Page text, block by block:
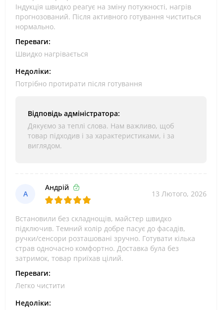
Індукція швидко реагує на зміну потужності, нагрів
прогнозований. Після активного готування чиститься
нормально.
Переваги:
Швидко нагрівається
Недоліки:
Потрібно протирати після готування
Відповідь адміністратора:
Дякуємо за теплі слова. Нам важливо, щоб
товар підходив і за характеристиками, і за
виглядом.
А
Андрій
13 Лютого, 2026
Встановили без складнощів, майстер швидко
підключив. Темний колір добре пасує до фасадів,
ручки/сенсори розташовані зручно. Готувати кілька
страв одночасно комфортно. Доставка була без
затримок, товар приїхав цілий.
Переваги:
Легко чистити
Недоліки: